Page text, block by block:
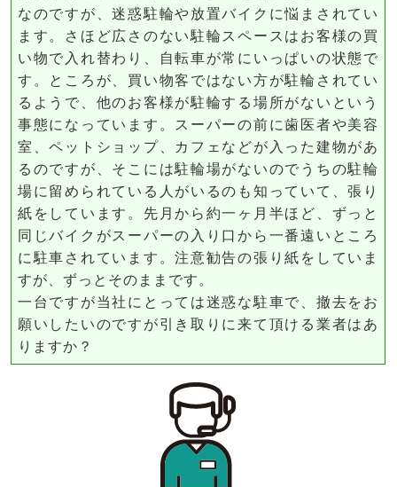
なのですが、迷惑駐輪や放置バイクに悩まされてい
ます。さほど広さのない駐輪スペースはお客様の買
い物で入れ替わり、自転車が常にいっぱいの状態で
す。ところが、買い物客ではない方が駐輪されてい
るようで、他のお客様が駐輪する場所がないという
事態になっています。スーパーの前に歯医者や美容
室、ペットショップ、カフェなどが入った建物があ
るのですが、そこには駐輪場がないのでうちの駐輪
場に留められている人がいるのも知っていて、張り
紙をしています。先月から約一ヶ月半ほど、ずっと
同じバイクがスーパーの入り口から一番遠いところ
に駐車されています。注意勧告の張り紙をしていま
すが、ずっとそのままです。
一台ですが当社にとっては迷惑な駐車で、撤去をお
願いしたいのですが引き取りに来て頂ける業者はあ
りますか？